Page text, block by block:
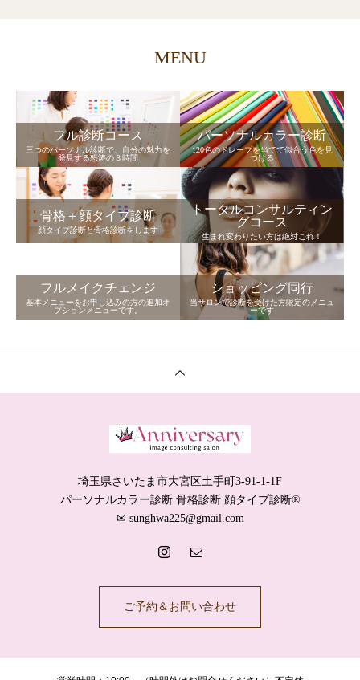
MENU
フル診断コース
三つのパーソナル診断で、自分の魅力を
発見する怒涛の３時間
パーソナルカラー診断
120色のドレープを当てて似合う色を見
つける
骨格＋顔タイプ診断
顔タイプ診断と骨格診断をします
トータルコンサルティン
グコース
生まれ変わりたい方は絶対これ！
フルメイクチェンジ
基本メニューをお申し込みの方の追加オ
プションメニューです。
ショッピング同行
当サロンで診断を受けた方限定のメニュ
ーです
埼玉県さいたま市大宮区土手町3-91-1-1F
パーソナルカラー診断 骨格診断 顔タイプ診断®️
✉︎ sunghwa225@gmail.com
ご予約＆お問い合わせ